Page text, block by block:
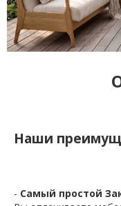
Наши
- Самый простой